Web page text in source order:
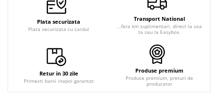
Plata securizata
Plata securizata cu cardul
Transport National
...fara km suplimentari, direct la usa
ta sau la Easybox.
Retur in 30 zile
Primesti banii inapoi garantat
Produse premium
Produse premium, preturi de
producator